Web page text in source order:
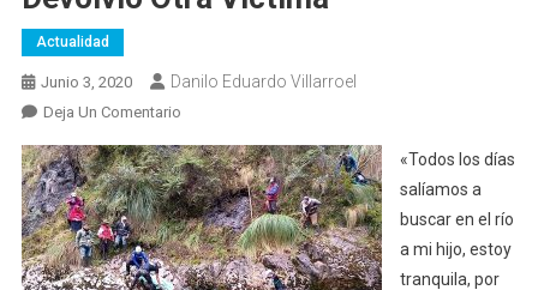
Actualidad
Junio 3, 2020 Danilo Eduardo Villarroel
Deja Un ComentarioEn
El
Río
De
La
Muerte
«Todos los días
salíamos a
buscar en el río
a mi hijo, estoy
tranquila, por